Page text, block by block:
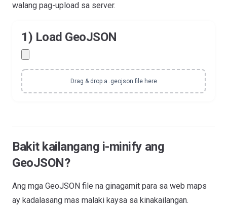
walang pag-upload sa server.
1) Load GeoJSON
Drag & drop a .geojson file here
Bakit kailangang i-minify ang
GeoJSON?
Ang mga GeoJSON file na ginagamit para sa web maps
ay kadalasang mas malaki kaysa sa kinakailangan.